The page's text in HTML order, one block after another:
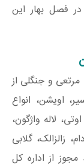
فصل بهار این
و جنگلی از
اویشن، انواع
لاله واژگون،
زالزالک، گلابی
از اداره کل